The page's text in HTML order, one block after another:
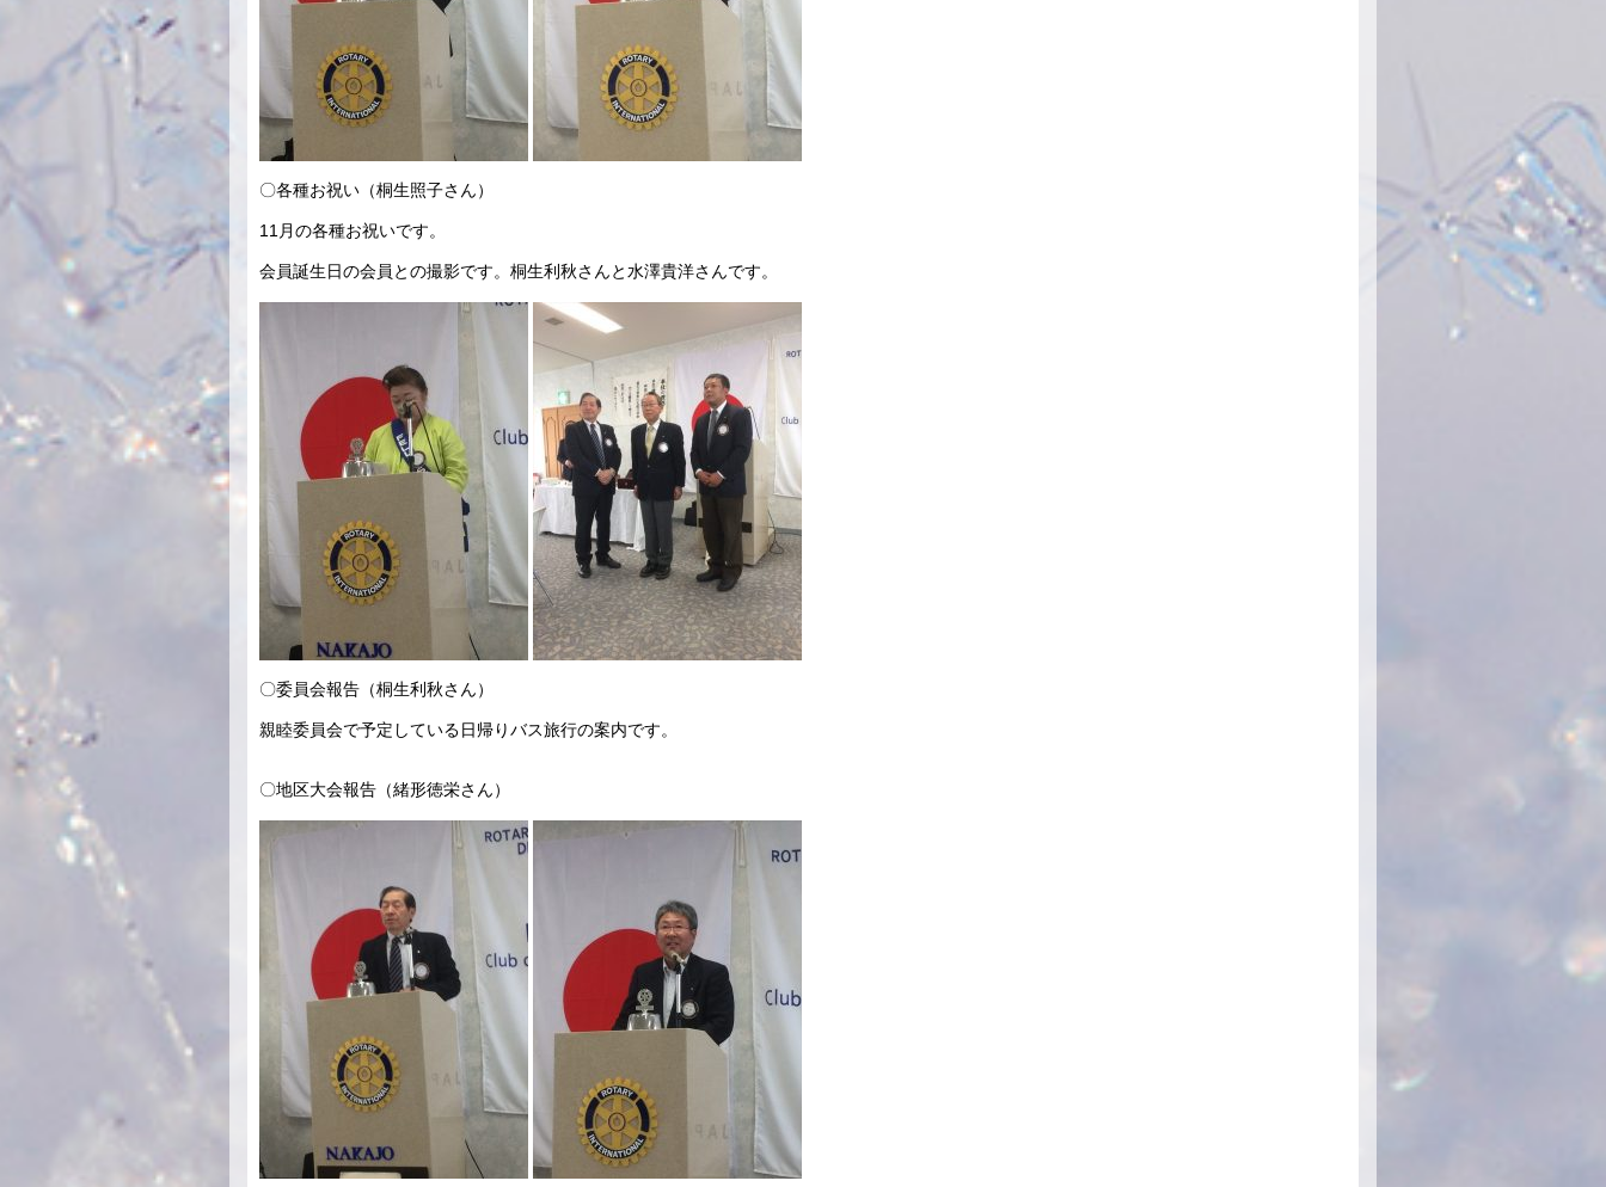
〇各種お祝い（桐生照子さん）
11月の各種お祝いです。
会員誕生日の会員との撮影です。桐生利秋さんと水澤貴洋さんです。
〇委員会報告（桐生利秋さん）
親睦委員会で予定している日帰りバス旅行の案内です。
〇地区大会報告（緒形徳栄さん）